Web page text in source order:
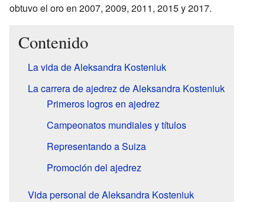
obtuvo el oro en 2007, 2009, 2011, 2015 y 2017.
Contenido
La vida de Aleksandra Kosteniuk
La carrera de ajedrez de Aleksandra Kosteniuk
Primeros logros en ajedrez
Campeonatos mundiales y títulos
Representando a Suiza
Promoción del ajedrez
Vida personal de Aleksandra Kosteniuk